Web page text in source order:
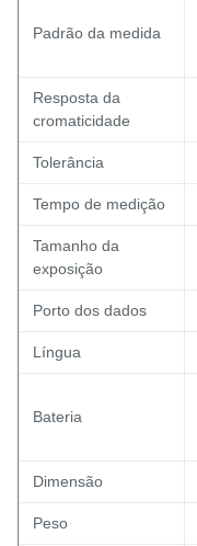
Padrão da medida
Resposta da
cromaticidade
Tolerância
Tempo de medição
Tamanho da
exposição
Porto dos dados
Língua
Bateria
Dimensão
Peso